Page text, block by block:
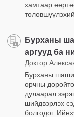
хамтаар
Бурханы
аргууд ба
Доктор
Бурханы
орчны
дулаарал
шийдвэрлэх
болгодог.